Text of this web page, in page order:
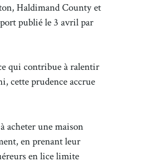
Haldimand County et
publié le 3 avril par
qui contribue à ralentir
cette prudence accrue
acheter une maison
en prenant leur
en lice limite